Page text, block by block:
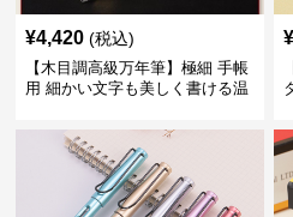
¥4,420 (税込)
【木目調高級万年筆】極細 手帳
用 細かい文字も美しく書ける温
¥